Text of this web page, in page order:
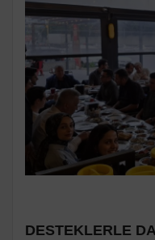
DESTEKLERLE